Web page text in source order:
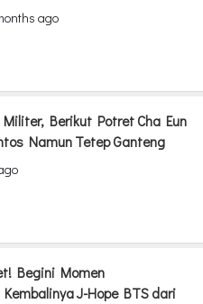
ago
Militer, Berikut Potret Cha Eun
Namun Tetep Ganteng
Begini Momen
J-Hope BTS dari